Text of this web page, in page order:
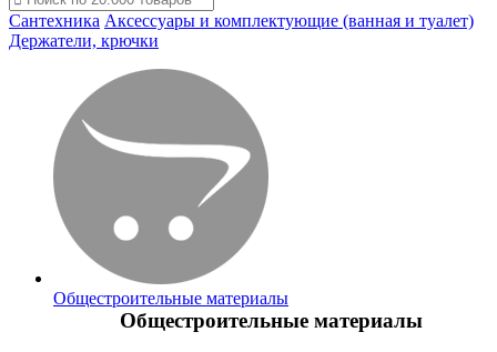
Сантехника Аксессуары и комплектующие (ванная и туалет)
Держатели, крючки
Общестроительные материалы
Общестроительные материалы